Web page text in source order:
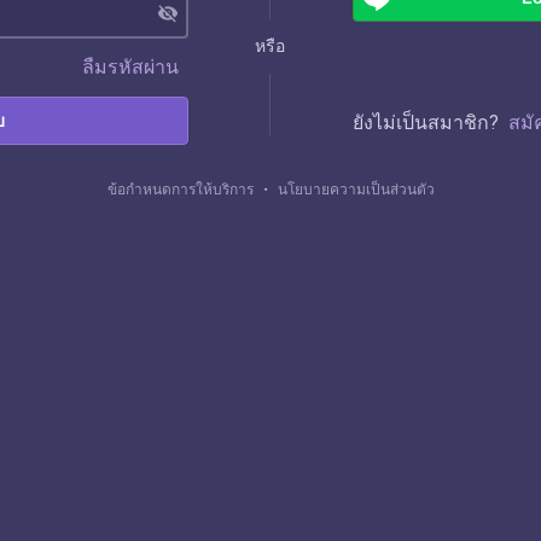
visibility_off
ลืมรหัสผ่าน
หรือ
ยังไม่เป็นสมาชิก? สมั
ข้อกำหนดการให้บริการ ・ นโยบายความเป็นส่วนตัว